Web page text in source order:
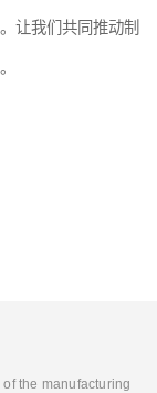
让我们共同推动制
the manufacturing